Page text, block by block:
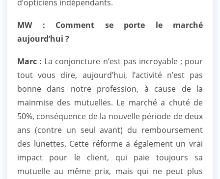
d’opticiens indépendants.
MW : Comment se porte le marché
aujourd’hui ?
Marc : La conjoncture n’est pas incroyable ; pour
tout vous dire, aujourd’hui, l’activité n’est pas
bonne dans notre profession, à cause de la
mainmise des mutuelles. Le marché a chuté de
50%, conséquence de la nouvelle période de deux
ans (contre un seul avant) du remboursement
des lunettes. Cette réforme a également un vrai
impact pour le client, qui paie toujours sa
mutuelle au même prix, mais qui ne peut plus